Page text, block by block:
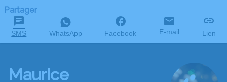
Partager
SMS WhatsApp Facebook E-mail Lien
Maurice